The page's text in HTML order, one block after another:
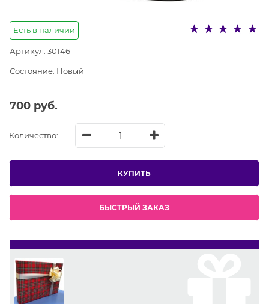
Есть в наличии
Артикул: 30146
Состояние: Новый
700 руб.
Количество:
КУПИТЬ
БЫСТРЫЙ ЗАКАЗ